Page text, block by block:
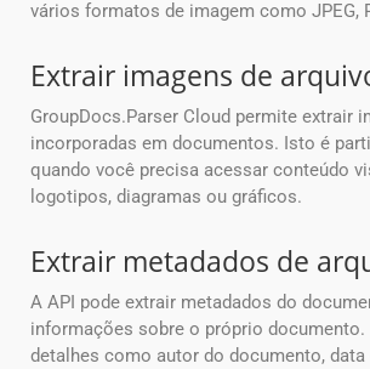
vários formatos de imagem como JPEG,
Extrair imagens de
GroupDocs.Parser Cloud permite extrair
incorporadas em documentos. Isto é
quando você precisa acessar conteúdo
logotipos, diagramas ou gráficos.
Extrair metadados de
A API pode extrair metadados do
informações sobre o próprio
detalhes como autor do documento,